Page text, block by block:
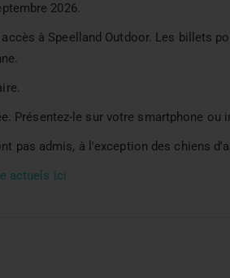
2026.
à Speelland Outdoor. Les billets
Présentez-le sur votre smartphone ou
pas admis, à l'exception des chiens
actuels ici